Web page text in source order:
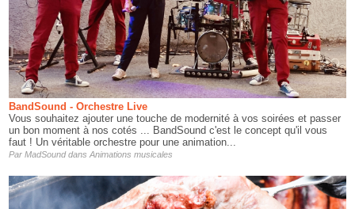
BandSound - Orchestre Live
Vous souhaitez ajouter une touche de modernité à vos soirées et passer
un bon moment à nos cotés ... BandSound c'est le concept qu'il vous
faut ! Un véritable orchestre pour une animation...
Par MadSounddans Animations musicales